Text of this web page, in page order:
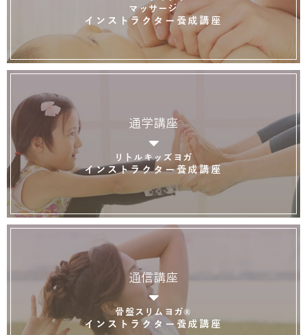
マッサージ
インストラクター養成講座
通学講座
リトルキッズヨガ
インストラクター養成講座
通信講座
骨盤スリムヨガ®
インストラクター養成講座